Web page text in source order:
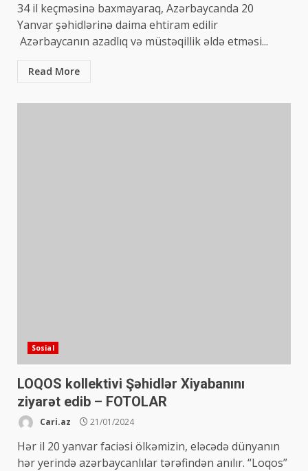
34 il keçməsinə baxmayaraq, Azərbaycanda 20
Yanvar şəhidlərinə daima ehtiram edilir
Azərbaycanın azadlıq və müstəqillik əldə etməsi...
Read More
Sosial
LOQOS kollektivi Şəhidlər Xiyabanını
ziyarət edib – FOTOLAR
Cari.az 21/01/2024
Hər il 20 yanvar faciəsi ölkəmizin, eləcədə dünyanın
hər yerində azərbaycanlılar tərəfindən anılır. “Loqos”